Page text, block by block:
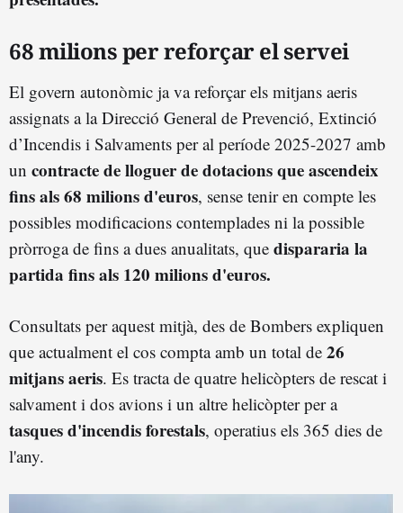
68 milions per reforçar el servei
El govern autonòmic ja va reforçar els mitjans aeris
assignats a la Direcció General de Prevenció, Extinció
d’Incendis i Salvaments per al període 2025-2027 amb
un contracte de lloguer de dotacions queascendeix
fins als 68 milions d'euros, sense tenir en compte les
possibles modificacions contemplades ni la possible
pròrroga de fins a dues anualitats, que dispararia la
partida fins als 120 milions d'euros.
Consultats per aquest mitjà, des de Bombers expliquen
que actualment el cos compta amb un total de 26
mitjans aeris. Es tracta de quatre helicòpters de rescat i
salvament i dos avions i un altre helicòpter per a
tasques d'incendis forestals, operatius els 365 dies de
l'any.